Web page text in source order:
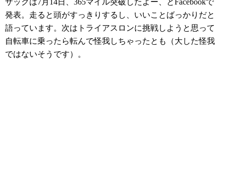
ザックは7月14日、365マイル突破したよー、とFacebookで
発表。走ると頭がすっきりするし、いいことばっかりだと
語っています。次はトライアスロンに挑戦しようと思って
自転車に乗ったら転んで怪我しちゃったとも（大した怪我
ではないそうです）。